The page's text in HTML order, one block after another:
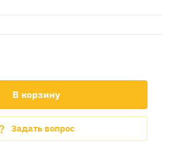
В корзину
Задать вопрос